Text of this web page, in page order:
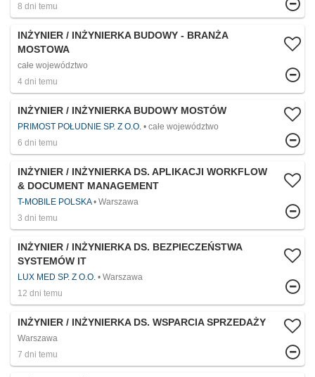
8 dni temu
INŻYNIER / INŻYNIERKA BUDOWY - BRANŻA
MOSTOWA
całe województwo
4 dni temu
INŻYNIER / INŻYNIERKA BUDOWY MOSTÓW
PRIMOST POŁUDNIE SP. Z O.O.
całe województwo
6 dni temu
INŻYNIER / INŻYNIERKA DS. APLIKACJI WORKFLOW
& DOCUMENT MANAGEMENT
T-MOBILE POLSKA
Warszawa
3 dni temu
INŻYNIER / INŻYNIERKA DS. BEZPIECZEŃSTWA
SYSTEMÓW IT
LUX MED SP. Z O.O.
Warszawa
12 dni temu
INŻYNIER / INŻYNIERKA DS. WSPARCIA SPRZEDAŻY
Warszawa
7 dni temu